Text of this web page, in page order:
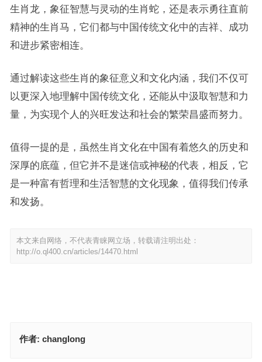
生肖龙，象征智慧与灵动的生肖蛇，还是表示勇往直前
精神的生肖马，它们都与中国传统文化中的吉祥、成功
和进步紧密相连。
通过解读这些生肖的象征意义和文化内涵，我们不仅可
以更深入地理解中国传统文化，还能从中汲取智慧和力
量，为实现个人的兴旺发达和社会的繁荣昌盛而努力。
值得一提的是，虽然生肖文化在中国有着悠久的历史和
深厚的底蕴，但它并不是迷信或神秘的代表，相反，它
是一种富有哲理和生活智慧的文化现象，值得我们传承
和发扬。
本文来自网络，不代表青睐网立场，转载请注明出处：
http://o.ql400.cn/articles/14470.html
作者: changlong